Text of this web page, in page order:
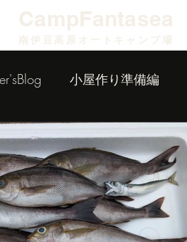
​CampFantasea
南伊豆高原オートキャンプ場
小屋作り準備編